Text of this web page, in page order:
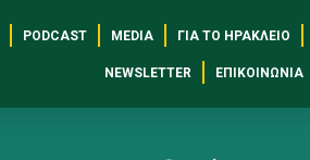
PODCAST MEDIA ΓΙΑ ΤΟ ΗΡΆΚΛΕΙΟ
NEWSLETTER ΕΠΙΚΟΙΝΩΝΊΑ